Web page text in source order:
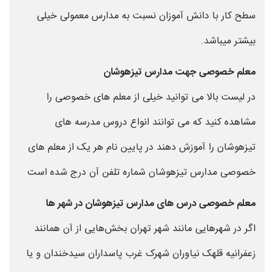
سطح کار با دانش آموزان نسبت به مدارس معمولی خیلی
بیشتر میباشد.
معلم خصوصی جهت مدارس تیزهوشان
در لیست بالا می توانید خیلی از معلم های خصوصی را
مشاهده کنید که می توانند انواع دروس مدرسه های
تیزهوشان را آموزش دهند در پایین نام هر یک از معلم های
خصوصی مدارس تیزهوشان شماره تلفن آن درج شده است
معلم خصوصی درس های مدارس تیزهوشان در شهر ها
اگر در شهرهایی مانند شهر تهران بخش‌هایی از آن همانند
زعفرانیه قلهک نیاوران شهرک غرب پاسداران سیدخندان و یا